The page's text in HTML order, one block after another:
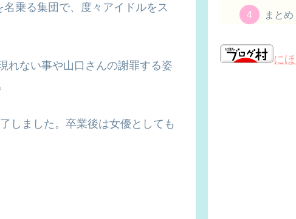
乗る集団で、度々アイドルをス
れない事や山口さんの謝罪する姿
しました。卒業後は女優としても
まとめ
に